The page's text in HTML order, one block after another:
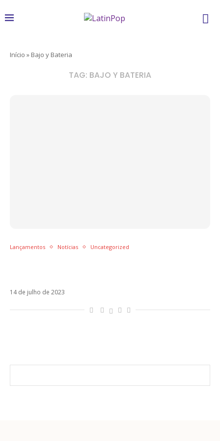
Início » Bajo y Bateria
TAG: BAJO Y BATERIA
Lançamentos Notícias Uncategorized
14 de julho de 2023